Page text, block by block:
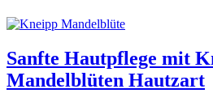
Sanfte Hautpflege mit
Mandelblüten Hautzart